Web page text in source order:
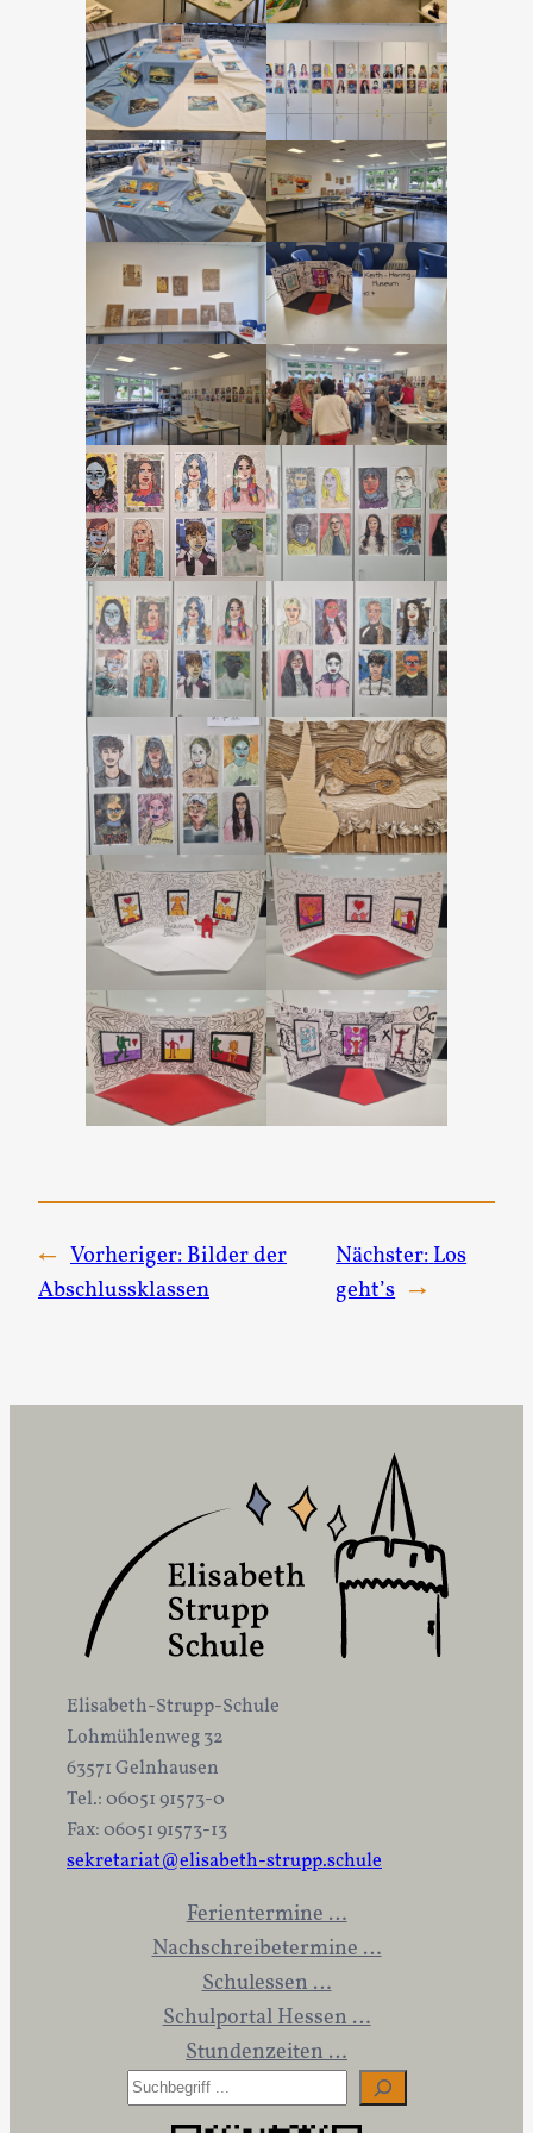
← Vorheriger:Bilder der
Abschlussklassen
Nächster:Los
geht’s →
Elisabeth-Strupp-Schule
Lohmühlenweg 32
63571 Gelnhausen
Tel.: 06051 91573-0
Fax: 06051 91573-13
sekretariat@elisabeth-strupp.schule
Ferientermine …
Nachschreibetermine …
Schulessen …
Schulportal Hessen …
Stundenzeiten …
S
u